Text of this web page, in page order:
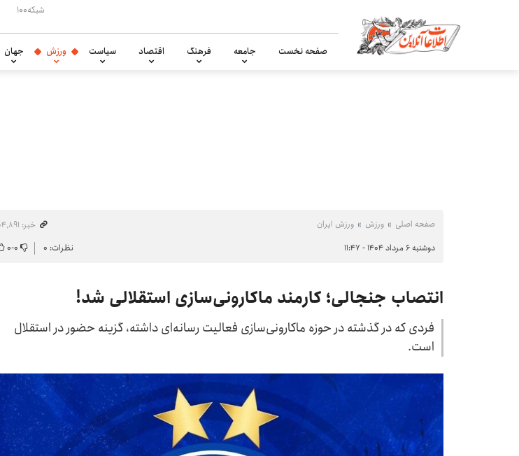
شبکه۱۰۰
صفحه نخست جامعه فرهنگ اقتصاد سیاست ورزش جهان
صفحه اصلی ورزش ورزش ایران
خبر: ۱۰۴٬۸۹۱
دوشنبه ۶ مرداد ۱۴۰۴ - ۱۱:۴۷
نظرات: ۰ ۰-۰
انتصاب جنجالی؛ کارمند ماکارونی‌سازی استقلالی شد!
فردی که در گذشته در حوزه ماکارونی‌سازی فعالیت رسانه‌ای داشته، گزینه حضور در استقلال
است.